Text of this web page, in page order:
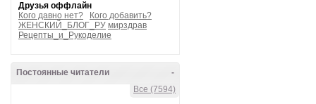
Друзья оффлайн
Кого давно нет?
Кого добавить?
ЖЕНСКИЙ_БЛОГ_РУ мирздрав
Рецепты_и_Рукоделие
-
Постоянные читатели
Все (7594)